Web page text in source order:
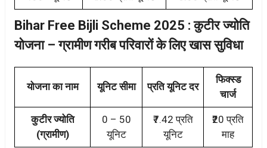
Bihar Free Bijli Scheme 2025 : कुटीर ज्योति
योजना – ग्रामीण गरीब परिवारों के लिए खास सुविधा
योजना का नाम यूनिट सीमा प्रति यूनिट दर
फिक्स्ड
चार्ज
कुटीर ज्योति
(ग्रामीण)
0 – 50
यूनिट
₹7.42 प्रति
यूनिट
₹20 प्रति
माह